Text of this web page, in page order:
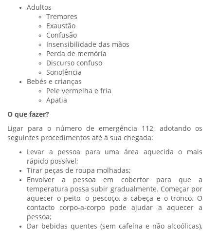
Adultos
Tremores
Exaustão
Confusão
Insensibilidade das mãos
Perda de memória
Discurso confuso
Sonolência
Bebés e crianças
Pele vermelha e fria
Apatia
O que fazer?
Ligar para o número de emergência 112, adotando os
seguintes procedimentos até à sua chegada:
Levar a pessoa para uma área aquecida o mais
rápido possível;
Tirar peças de roupa molhadas;
Envolver a pessoa em cobertor para que a
temperatura possa subir gradualmente. Começar por
aquecer o peito, o pescoço, a cabeça e o tronco. O
contacto corpo-a-corpo pode ajudar a aquecer a
pessoa;
Dar bebidas quentes (sem cafeína e não alcoólicas),